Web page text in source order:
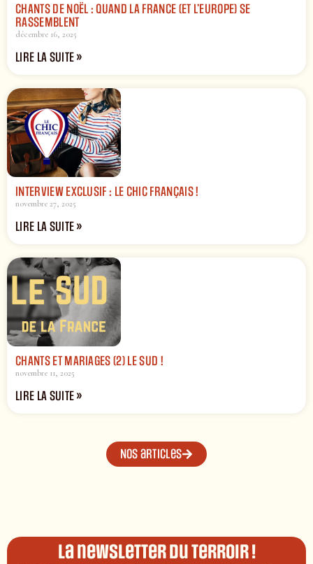
CHANTS DE NOËL : QUAND LA FRANCE (ET L’EUROPE) SE
RASSEMBLENT
décembre 16, 2025
LIRE LA SUITE »
INTERVIEW EXCLUSIF : LE CHIC FRANÇAIS !
novembre 27, 2025
LIRE LA SUITE »
CHANTS ET MARIAGES (2) LE SUD !
novembre 11, 2025
LIRE LA SUITE »
Nos articles
La newsletter du terroir !